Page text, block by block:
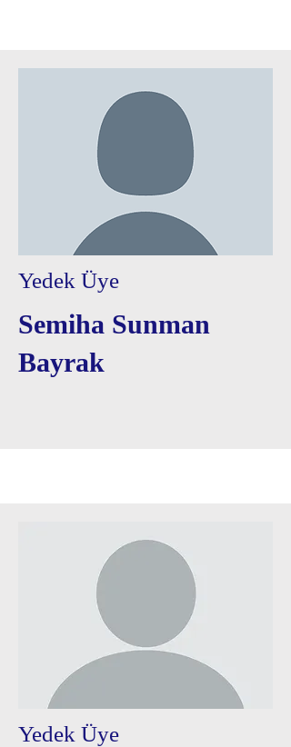
Yedek Üye
Semiha Sunman
Bayrak
Yedek Üye